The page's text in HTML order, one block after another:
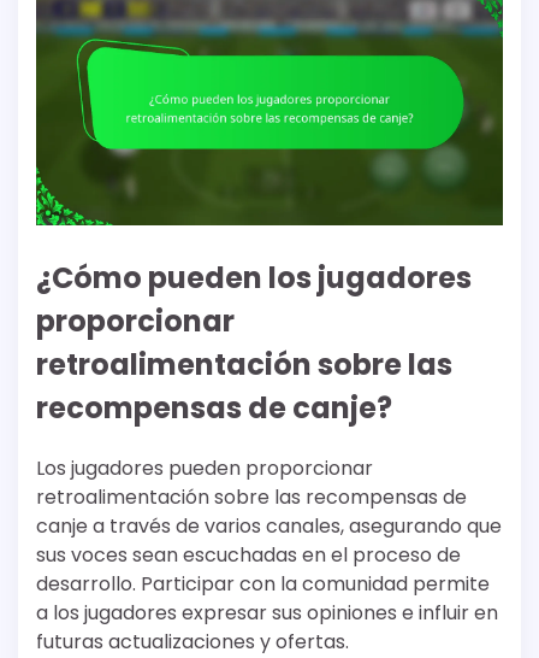
¿Cómo pueden los jugadores
proporcionar
retroalimentación sobre las
recompensas de canje?
Los jugadores pueden proporcionar
retroalimentación sobre las recompensas de
canje a través de varios canales, asegurando que
sus voces sean escuchadas en el proceso de
desarrollo. Participar con la comunidad permite
a los jugadores expresar sus opiniones e influir en
futuras actualizaciones y ofertas.